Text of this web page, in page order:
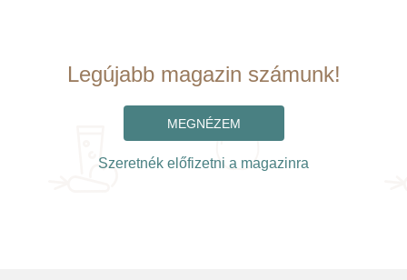
Legújabb magazin számunk!
MEGNÉZEM
Szeretnék előfizetni a magazinra